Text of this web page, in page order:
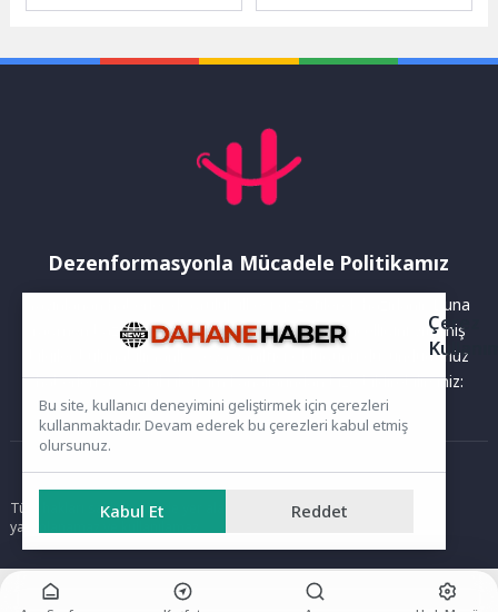
Federasyonu’nun her...
Sporculardan...
Dezenformasyonla Mücadele Politikamız
Yayınlanan haberler doğruluk ilkesi gözetilerek hazırlanır. Buna
rağmen bazı içeriklerde eksik, hatalı veya güncelliğini yitirmiş
bilgiler bulunabilir.Yanlış veya yanıltıcı olduğunu düşündüğünüz
haberleri aşağıdaki iletişim kanallarından bize bildirebilirsiniz:
Ana Sayfa
Tüm hakları saklıdır. Sitede yer alan içerikler izinsiz kopyalanamaz,
yayımlanamaz ve kullanılamaz.
Çerez
Bu site, kullanıcı deneyimini geliştirmek için çerezleri
kullanmaktadır. Devam ederek bu çerezleri kabul etmiş
olursunuz.
Kabul Et Reddet